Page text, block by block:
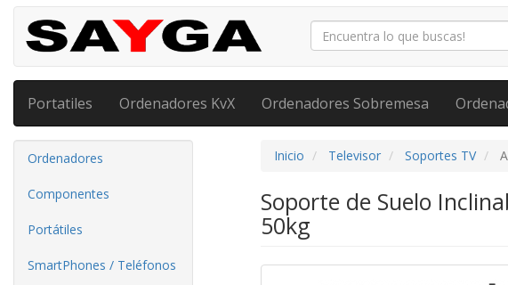
Portatiles Ordenadores KvX Ordenadores Sobremesa
Ordenadores
Componentes
Portátiles
SmartPhones / Teléfonos
Inicio Televisor Soportes TV
Soporte de Suelo
50kg